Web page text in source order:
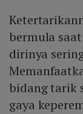
bermula
dirinya
bidang tarik
gaya